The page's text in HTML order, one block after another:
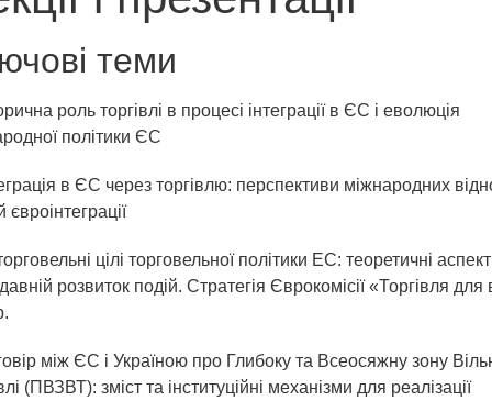
теми
роль торгівлі в процесі інтеграції в ЄС і еволюція
політики ЄС
в ЄС через торгівлю: перспективи міжнародних
євроінтеграції
цілі торговельної політики ЕС: теоретичні
розвиток подій. Стратегія Єврокомісії «Торгівля для
між ЄС і Україною про Глибоку та Всеосяжну зону
(ПВЗВТ): зміст та інституційні механізми для реалізації